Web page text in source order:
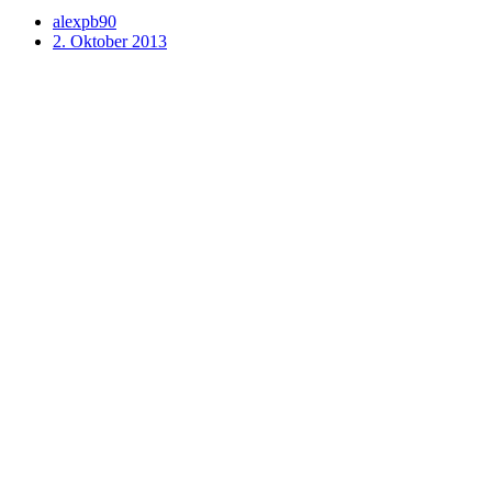
alexpb90
2. Oktober 2013